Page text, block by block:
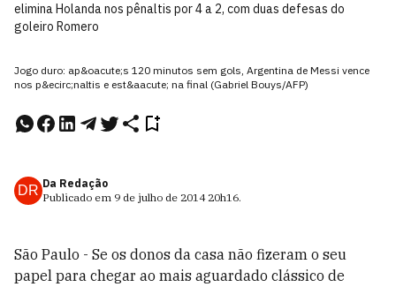
elimina Holanda nos pênaltis por 4 a 2, com duas defesas do
goleiro Romero
Jogo duro: ap&oacute;s 120 minutos sem gols, Argentina de Messi vence
nos p&ecirc;naltis e est&aacute; na final (Gabriel Bouys/AFP)
DR Da Redação
Publicado em 9 de julho de 2014 20h16.
São Paulo - Se os donos da casa não fizeram o seu
papel para chegar ao mais aguardado clássico de